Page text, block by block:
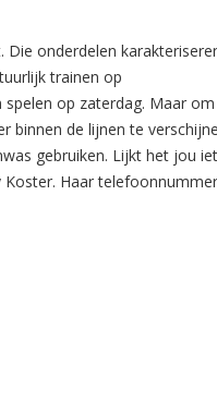
Die onderdelen
trainen op
op zaterdag. Maar om
binnen de lijnen te
gebruiken. Lijkt het jou
Haar